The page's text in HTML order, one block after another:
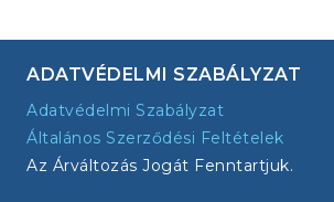
ADATVÉDELMI SZABÁLYZAT
Adatvédelmi Szabályzat
Általános Szerződési Feltételek
Az Árváltozás Jogát Fenntartjuk.